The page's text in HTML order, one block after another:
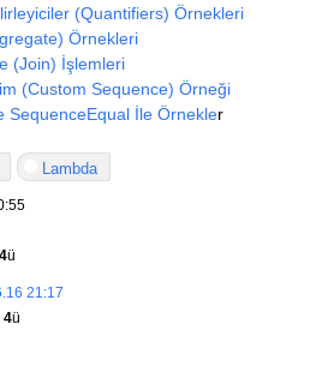
(Quantifiers) Örnekleri
Örnekleri
(Join) İşlemleri
(Custom Sequence) Örneği
SequenceEqual İle Örnekler
Lambda
4ü
21:17
4ü